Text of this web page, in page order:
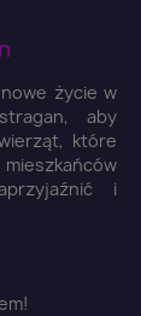
życie w
aby
które
i